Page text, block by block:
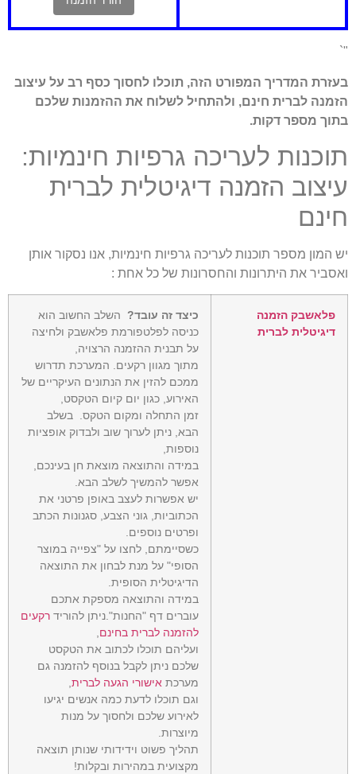
המדריך המפורט הזה, תוכלו לחסוך כסף רב על עיצוב
לברית חינם, ולהתחיל לשלוח את ההזמנות שלכם
מספר דקות.
לעריכה גרפיות חינמיות:
הזמנה דיגיטלית לברית
המון מספר תוכנות לעריכה גרפיות חינמיות, אנו נסקור אותן
את היתרונות והחסרונות של כל אחת :
פלאשבק הזמנה
דיגיטלית לברית
כיצד זה עובד?השלב החשוב הוא
כניסה לפלטפורמת פלאשבק ולחיצה
על תבנית ההזמנה הרצויה,
מתוך מגוון רקעים. המערכת תדרוש
ממכם להזין את הנתונים העיקריים של
האירוע, כגון יום קיום הטקסט,
זמן התחלה ומקום הטקס. בשלב
הבא, ניתן לערוך שוב ולבדוק אופציות
נוספות,
במידה והתוצאה מוצאת חן בעינכם,
אפשר להמשיך לשלב הבא.
יש אפשרות לעצב באופן פרטני את
הכתוביות, גוני הצבע, סגנונות הכתב
ופרטים נוספים.
כשסיימתם, לחצו על "צפייה במוצר
הסופי" על מנת לבחון את התוצאה
הדיגיטלית הסופית.
במידה והתוצאה מספקת אתכם
עוברים דף "החנות".ניתן להורידרקעים
להזמנה לברית בחינם,
ועליהם תוכלו לכתוב את הטקסט
שלכם ניתן לקבל בנוסף להזמנה גם
מערכתאישורי הגעה לברית,
וגם תוכלו לדעת כמה אנשים יגיעו
לאירוע שלכם ולחסוך על מנות
מיוצרות.
תהליך פשוט וידידותי שנותן תוצאה
מקצועית במהירות ובקלות!